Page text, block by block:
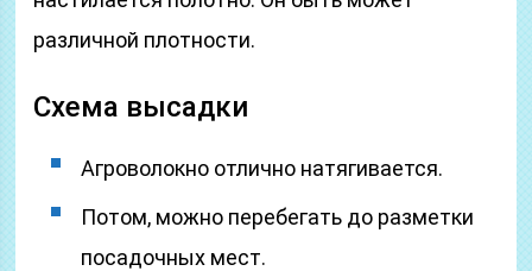
различной плотности.
Схема высадки
Агроволокно отлично натягивается.
Потом, можно перебегать до разметки
посадочных мест.